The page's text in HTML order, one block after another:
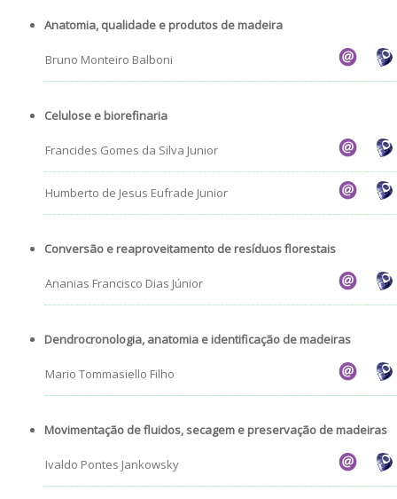
Anatomia, qualidade e produtos de madeira
Bruno Monteiro Balboni
Celulose e biorefinaria
Francides Gomes da Silva Junior
Humberto de Jesus Eufrade Junior
Conversão e reaproveitamento de resíduos florestais
Ananias Francisco Dias Júnior
Dendrocronologia, anatomia e identificação de madeiras
Mario Tommasiello Filho
Movimentação de fluidos, secagem e preservação de madeiras
Ivaldo Pontes Jankowsky